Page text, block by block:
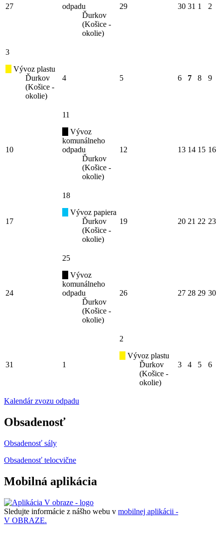
27
odpadu
Ďurkov
(Košice -
okolie)
29 30 31 1 2
3
Vývoz plastu
Ďurkov
(Košice -
okolie)
4 5 6 7 8 9
10
11
Vývoz
komunálneho
odpadu
Ďurkov
(Košice -
okolie)
12 13 14 15 16
17
18
Vývoz papiera
Ďurkov
(Košice -
okolie)
19 20 21 22 23
24
25
Vývoz
komunálneho
odpadu
Ďurkov
(Košice -
okolie)
26 27 28 29 30
31 1
2
Vývoz plastu
Ďurkov
(Košice -
okolie)
3 4 5 6
Kalendár zvozu odpadu
Obsadenosť
Obsadenosť sály
Obsadenosť telocvične
Mobilná aplikácia
Sledujte informácie z nášho webu v mobilnej aplikácii -
V OBRAZE.